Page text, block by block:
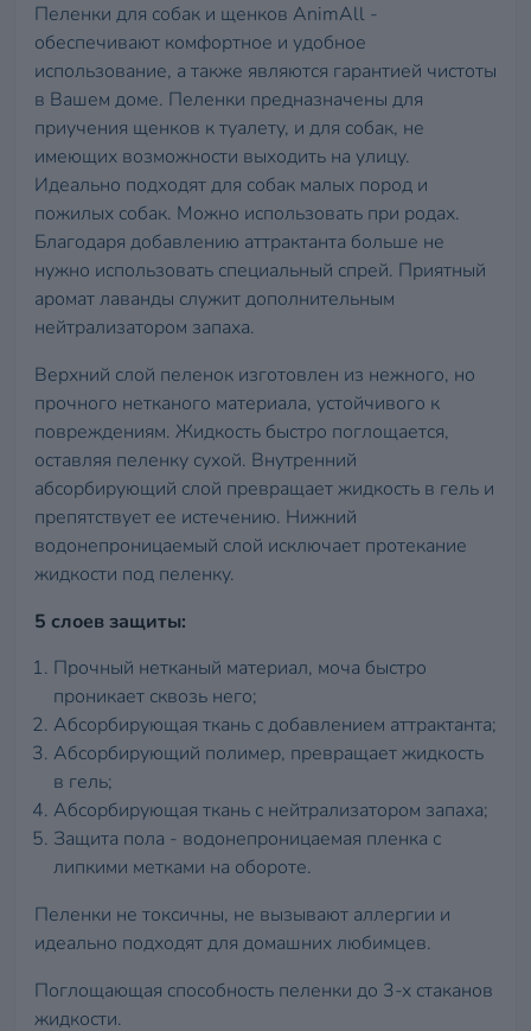
Пеленки для собак и щенков AnimAll -
обеспечивают комфортное и удобное
использование, а также являются гарантией чистоты
в Вашем доме. Пеленки предназначены для
приучения щенков к туалету, и для собак, не
имеющих возможности выходить на улицу.
Идеально подходят для собак малых пород и
пожилых собак. Можно использовать при родах.
Благодаря добавлению аттрактанта больше не
нужно использовать специальный спрей. Приятный
аромат лаванды служит дополнительным
нейтрализатором запаха.
Верхний слой пеленок изготовлен из нежного, но
прочного нетканого материала, устойчивого к
повреждениям. Жидкость быстро поглощается,
оставляя пеленку сухой. Внутренний
абсорбирующий слой превращает жидкость в гель и
препятствует ее истечению. Нижний
водонепроницаемый слой исключает протекание
жидкости под пеленку.
5 слоев защиты:
Прочный нетканый материал, моча быстро
проникает сквозь него;
Абсорбирующая ткань с добавлением аттрактанта;
Абсорбирующий полимер, превращает жидкость
в гель;
Абсорбирующая ткань с нейтрализатором запаха;
Защита пола - водонепроницаемая пленка с
липкими метками на обороте.
Пеленки не токсичны, не вызывают аллергии и
идеально подходят для домашних любимцев.
Поглощающая способность пеленки до 3-х стаканов
жидкости.